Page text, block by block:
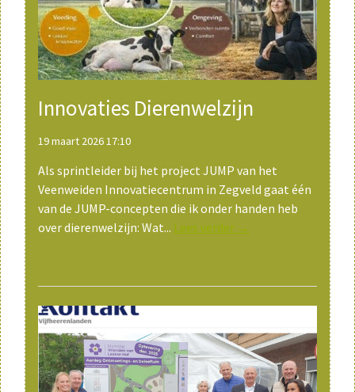
Innovaties Dierenwelzijn
19 maart 2026 17:10
Als sprintleider bij het project JUMP van het
Veenweiden Innovatiecentrum in Zegveld gaat één
van de JUMP-concepten die ik onder handen heb
over dierenwelzijn: Wat... Lees verder →